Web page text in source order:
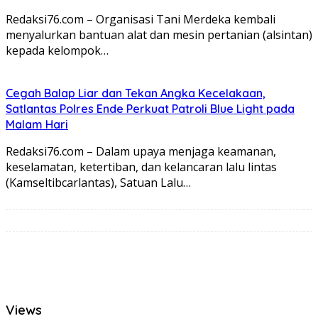
Redaksi76.com – Organisasi Tani Merdeka kembali
menyalurkan bantuan alat dan mesin pertanian (alsintan)
kepada kelompok…
Cegah Balap Liar dan Tekan Angka Kecelakaan,
Satlantas Polres Ende Perkuat Patroli Blue Light pada
Malam Hari
Redaksi76.com – Dalam upaya menjaga keamanan,
keselamatan, ketertiban, dan kelancaran lalu lintas
(Kamseltibcarlantas), Satuan Lalu…
Views